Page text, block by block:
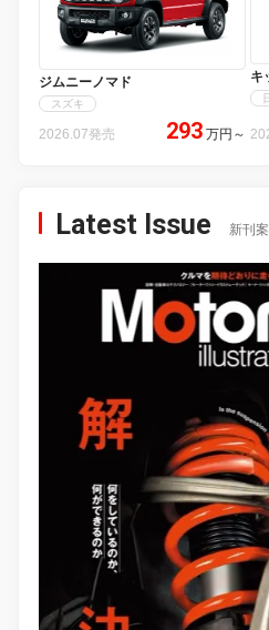
ジムニーノマド
スズキ
2026.07発売 293 万円 ～
キ
Latest Issue 新刊